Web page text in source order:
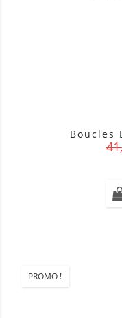
Boucles
PROMO !